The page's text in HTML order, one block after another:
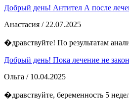
Добрый день! Антител А после
Анастасия / 22.07.2025
�дравствуйте! По результатам
Добрый день! Пока лечение не
Ольга / 10.04.2025
�дравствуйте, беременность 5